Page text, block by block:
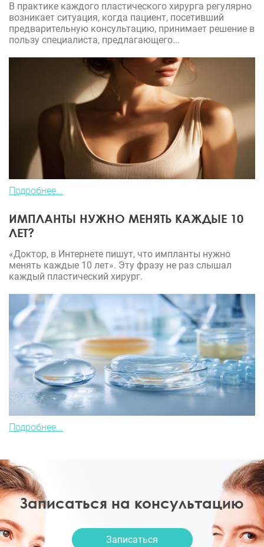
В практике каждого пластического хирурга регулярно
возникает ситуация, когда пациент, посетивший
предварительную консультацию, принимает решение в
пользу специалиста, предлагающего...
Подробнее...
ИМПЛАНТЫ НУЖНО МЕНЯТЬ КАЖДЫЕ 10
ЛЕТ?
«Доктор, в Интернете пишут, что импланты нужно
менять каждые 10 лет». Эту фразу не раз слышал
каждый пластический хирург.
Подробнее...
Записаться на консультацию
Записаться